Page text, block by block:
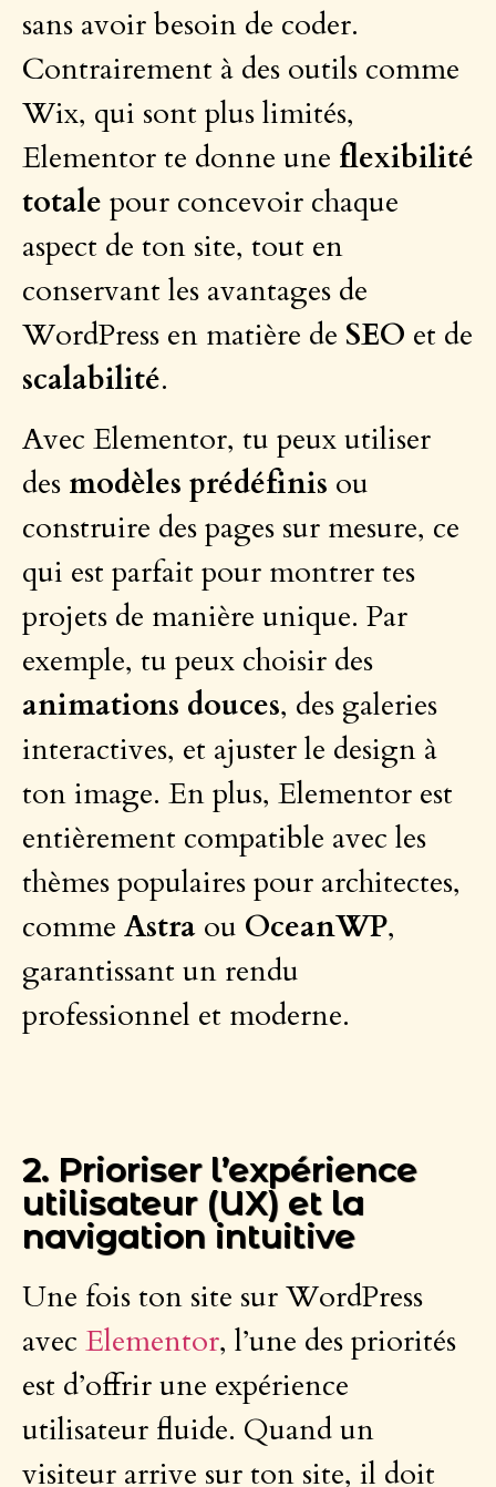
sans avoir besoin de coder.
Contrairement à des outils comme
Wix, qui sont plus limités,
Elementor te donne une flexibilité
totale pour concevoir chaque
aspect de ton site, tout en
conservant les avantages de
WordPress en matière de SEO et de
scalabilité.
Avec Elementor, tu peux utiliser
des modèles prédéfinis ou
construire des pages sur mesure, ce
qui est parfait pour montrer tes
projets de manière unique. Par
exemple, tu peux choisir des
animations douces, des galeries
interactives, et ajuster le design à
ton image. En plus, Elementor est
entièrement compatible avec les
thèmes populaires pour architectes,
comme Astra ou OceanWP,
garantissant un rendu
professionnel et moderne.
2. Prioriser l’expérience
utilisateur (UX) et la
navigation intuitive
Une fois ton site sur WordPress
avec Elementor, l’une des priorités
est d’offrir une expérience
utilisateur fluide. Quand un
visiteur arrive sur ton site, il doit